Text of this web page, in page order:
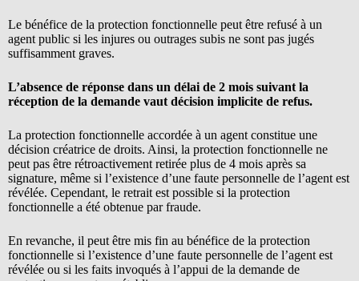
Le bénéfice de la protection fonctionnelle peut être refusé à un
agent public si les injures ou outrages subis ne sont pas jugés
suffisamment graves.
L’absence de réponse dans un délai de 2 mois suivant la
réception de la demande vaut décision implicite de refus.
La protection fonctionnelle accordée à un agent constitue une
décision créatrice de droits. Ainsi, la protection fonctionnelle ne
peut pas être rétroactivement retirée plus de 4 mois après sa
signature, même si l’existence d’une faute personnelle de l’agent est
révélée. Cependant, le retrait est possible si la protection
fonctionnelle a été obtenue par fraude.
En revanche, il peut être mis fin au bénéfice de la protection
fonctionnelle si l’existence d’une faute personnelle de l’agent est
révélée ou si les faits invoqués à l’appui de la demande de